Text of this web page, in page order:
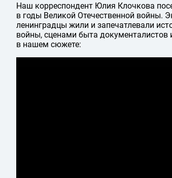
Наш корреспондент Юлия Клочкова
в годы Великой Отечественной войны.
ленинградцы жили и запечатлевали
войны, сценами быта
в нашем сюжете: